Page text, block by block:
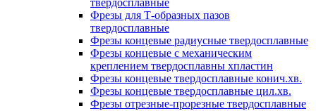
твердосплавные
Фрезы для Т-образных пазов
твердосплавные
Фрезы концевые радиусные твердосплавные
Фрезы концевые с механическим
креплением твердосплавны хпластин
Фрезы концевые твердосплавные конич.хв.
Фрезы концевые твердосплавные цил.хв.
Фрезы отрезные-прорезные твердосплавные